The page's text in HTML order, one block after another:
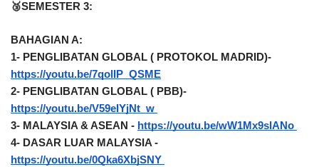
🥉SEMESTER 3:
BAHAGIAN A:
https://youtu.be/7qolIP_QSME
https://youtu.be/V59eIYjNt_w
3- MALAYSIA & ASEAN - https://youtu.be/wW1Mx9slANo
https://youtu.be/0Qka6XbjSNY